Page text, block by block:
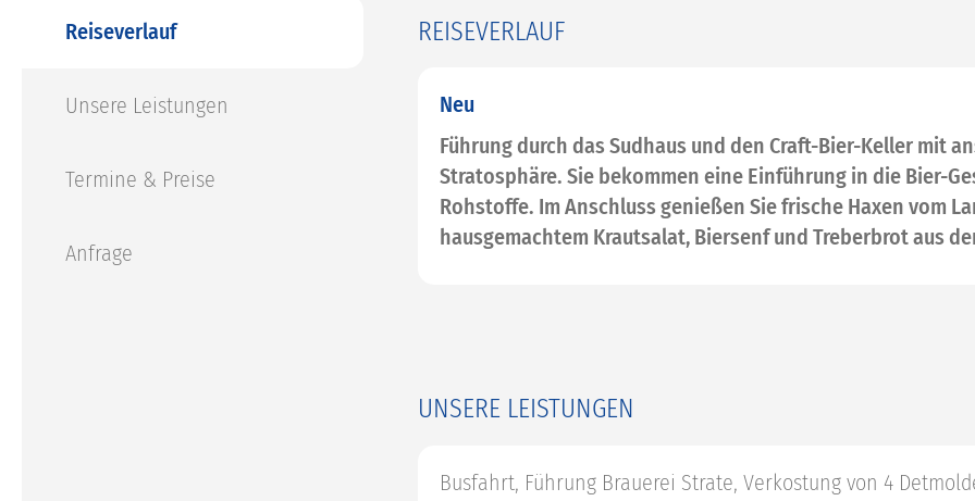
Reiseverlauf
Unsere Leistungen
Termine & Preise
Anfrage
REISEVERLAUF
Neu
Führung durch das Sudhaus und den Craft-Bier-Keller mit
Stratosphäre. Sie bekommen eine Einführung in die Bier-
Rohstoffe. Im Anschluss genießen Sie frische Haxen vom
hausgemachtem Krautsalat, Biersenf und Treberbrot aus
UNSERE LEISTUNGEN
Busfahrt, Führung Brauerei Strate, Verkostung von 4